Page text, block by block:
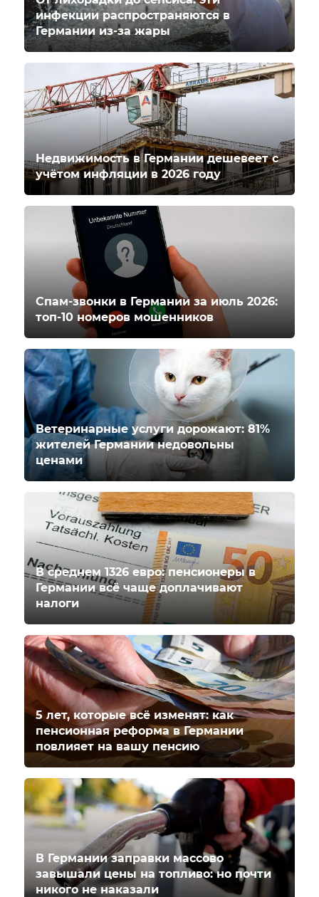
инфекции распространяются в
Германии из-за жары
Недвижимость в Германии дешевеет с
учётом инфляции в 2026 году
Спам-звонки в Германии за июль 2026:
топ-10 номеров мошенников
Ветеринарные услуги дорожают: 81%
жителей Германии недовольны
ценами
В среднем 1326 евро: пенсионеры в
Германии всё чаще доплачивают
налоги
5 лет, которые всё изменят: как
пенсионная реформа в Германии
повлияет на вашу пенсию
В Германии заправки массово
завышали цены на топливо: но почти
никого не наказали